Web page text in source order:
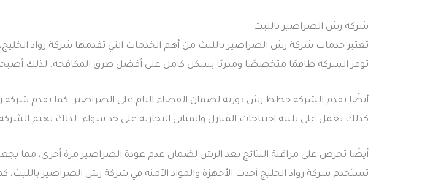
شركة رش الصراصير بالليث
تعتبر خدمات شركة رش الصراصير بالليث من أهم الخدمات التي تقدمها شركة رواد
توفر الشركة طاقمًا متخصصًا ومدربًا بشكل كامل على أفضل طرق المكافحة. لذلك أصبحت
أيضًا تقدم الشركة خطط رش دورية لضمان القضاء التام على الصراصير. كما تقدم شركة
كذلك تعمل على تلبية احتياجات المنازل والمباني التجارية على حد سواء. لذلك تهتم
أيضًا تحرص على مراقبة النتائج بعد الرش لضمان عدم عودة الصراصير مرة أخرى، مما
تستخدم شركة رواد الخليج أحدث الأجهزة والمواد الآمنة في شركة رش الصراصير بالليث،